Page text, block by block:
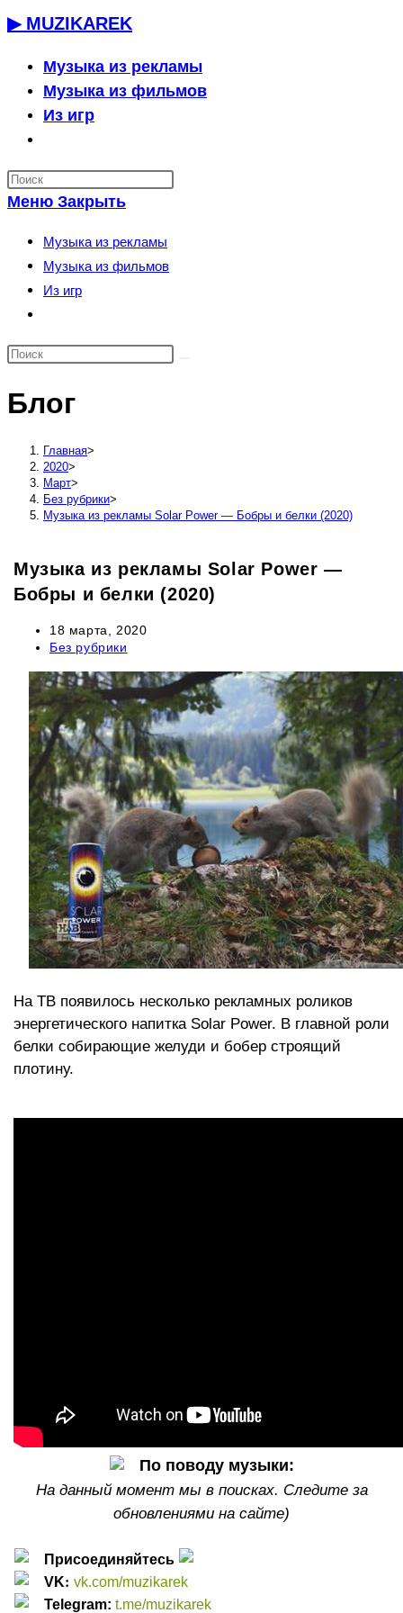
Перейти
содержимому
▶ MUZIKAREK
Музыка из рекламы
Музыка из фильмов
Из игр
по
веб-
сайту
Меню Закрыть
Музыка из рекламы
Музыка из фильмов
Из игр
по
сайту
Блог
Главная>
2020>
Март>
Без рубрики>
Музыка из рекламы Solar Power — Бобры и белки (2020)
Музыка из рекламы Solar Power —
Бобры и белки (2020)
Запись
опубликована:
18 марта, 2020
Рубрика
Без рубрики
На ТВ появилось несколько рекламных роликов
энергетического напитка Solar Power. В главной роли
белки собирающие желуди и бобер строящий
плотину.
По поводу музыки:
На данный момент мы в поисках. Следите за
обновлениями на сайте)
Присоединяйтесь
VK: vk.com/muzikarek
Telegram: t.me/muzikarek